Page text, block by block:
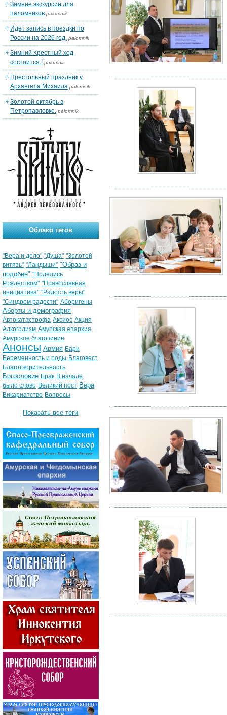
Зимние экскурсии для
паломников palomnik
Идет запись в поездки по
России на 2026 год. palomnik
Зимний Крестный ход
состоится ! palomnik
Престольный праздник у
Архангела Михаила palomnik
Золотой октябрь в
Петропавловке. palomnik
Облако тегов
"Вера и дело" "Душа" "Золотой
витязь" "Ландыши" "Образ и
подобие" "Поделись
Рождеством" "Православная
инициатива" "Радость веры"
"Синдром радости" Аборигены
Аборты и демография
Автокатастрофа Аксиос Акция
Алкоголизм Амурская епархия
Амурское благочиние
Анонсы Армия Бари
Беременность и роды Благовест
Благотворительность
Богословие Брак В начале
было слово Великий пост Вера
Викариатство Вопросы
Показать все теги